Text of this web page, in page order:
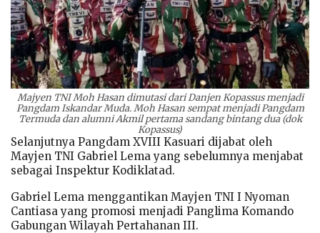
Majyen TNI Moh Hasan dimutasi dari Danjen Kopassus menjadi
Pangdam Iskandar Muda. Moh Hasan sempat menjadi Pangdam
Termuda dan alumni Akmil pertama sandang bintang dua (dok
Kopassus)
Selanjutnya Pangdam XVIII Kasuari dijabat oleh
Mayjen TNI Gabriel Lema yang sebelumnya menjabat
sebagai Inspektur Kodiklatad.
Gabriel Lema menggantikan Mayjen TNI I Nyoman
Cantiasa yang promosi menjadi Panglima Komando
Gabungan Wilayah Pertahanan III.